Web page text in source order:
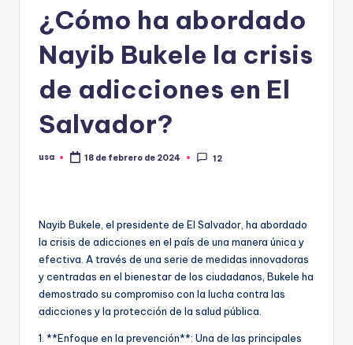
¿Cómo ha abordado
Nayib Bukele la crisis
de adicciones en El
Salvador?
Publicado
usa 18 de febrero de 2024 12
Nayib Bukele, el presidente de El Salvador, ha abordado
la crisis de adicciones en el país de una manera única y
efectiva. A través de una serie de medidas innovadoras
y centradas en el bienestar de los ciudadanos, Bukele ha
demostrado su compromiso con la lucha contra las
adicciones y la protección de la salud pública.
1. **Enfoque en la prevención**: Una de las principales